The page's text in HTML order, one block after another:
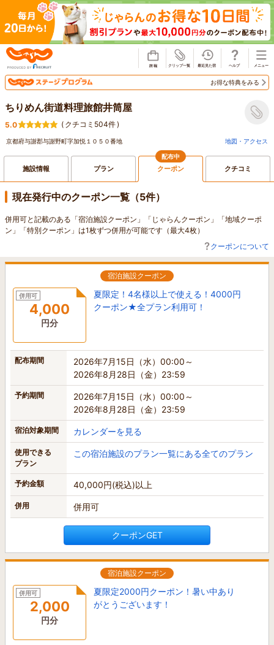
お得な特典をみる
ちりめん街道料理旅館井筒屋
5.0 ( クチコミ504件)
京都府与謝郡与謝野町字加悦１０５０番地 地図・アクセス
施設情報 プラン
配布中
クーポン クチコミ
現在発行中のクーポン一覧（5件）
併用可と記載のある「宿泊施設クーポン」「じゃらんクーポン」「地域クーポ
ン」「特別クーポン」は1枚ずつ併用が可能です（最大4枚）
クーポンについて
宿泊施設クーポン
併用可
4,000
円分
夏限定！4名様以上で使える！4000円
クーポン★全プラン利用可！
配布期間
2026年7月15日（水）00:00～
2026年8月28日（金）23:59
予約期間
2026年7月15日（水）00:00～
2026年8月28日（金）23:59
宿泊対象期間 カレンダーを見る
使用できる
プラン
この宿泊施設のプラン一覧にある全てのプラン
予約金額 40,000円(税込)以上
併用 併用可
クーポンGET
宿泊施設クーポン
併用可
2,000
円分
夏限定2000円クーポン！暑い中あり
がとうございます！